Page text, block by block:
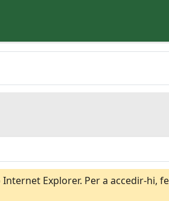
Explorer. Per a accedir-hi,